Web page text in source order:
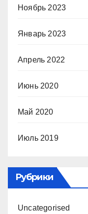
Ноябрь 2023
Январь 2023
Апрель 2022
Июнь 2020
Май 2020
Июль 2019
Рубрики
Uncategorised